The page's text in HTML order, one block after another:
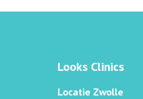
Looks Clinics
Locatie Zwolle